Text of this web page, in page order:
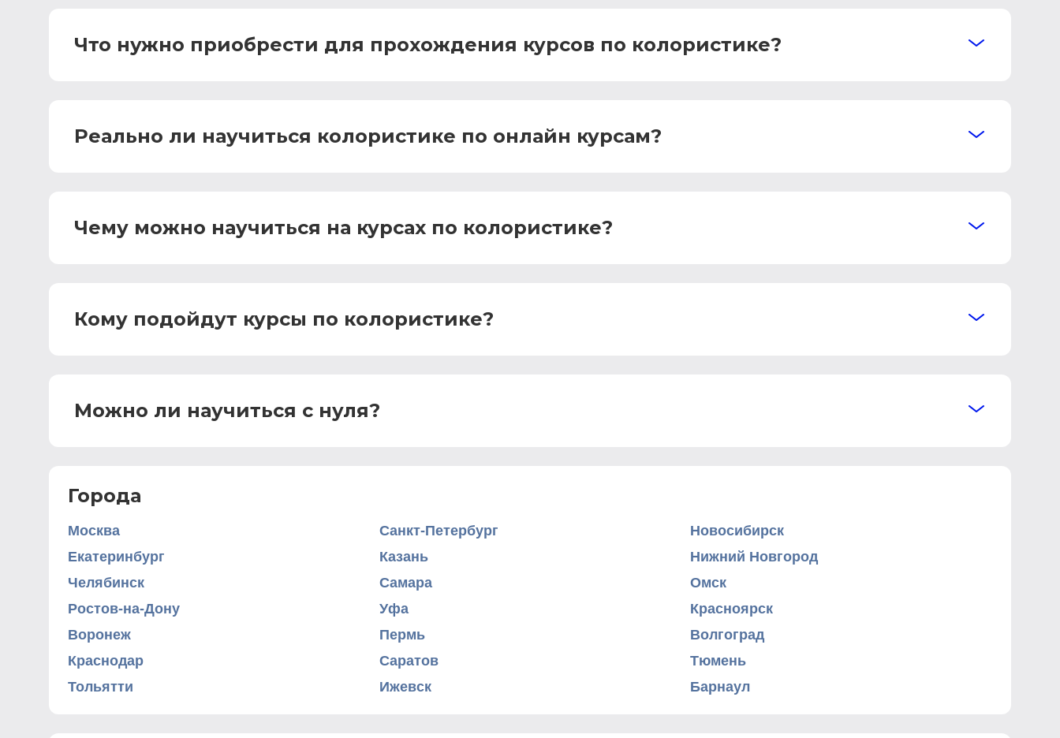
Что нужно приобрести для прохождения курсов по колористике?
Реально ли научиться колористике по онлайн курсам?
Чему можно научиться на курсах по колористике?
Кому подойдут курсы по колористике?
Можно ли научиться с нуля?
Города
Москва Санкт-Петербург
Новосибирск
Екатеринбург
Казань
Нижний Новгород
Челябинск
Самара
Омск
Ростов-на-Дону
Уфа
Красноярск
Воронеж
Пермь
Волгоград
Краснодар
Саратов
Тюмень
Тольятти
Ижевск Барнаул